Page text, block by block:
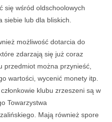
się wśród oldschoolowych
siebie lub dla bliskich.
możliwość dotarcia do
zdarzają się już coraz
przedmiot można przynieść,
wartości, wycenić monety itp.
klubu zrzeszeni są w
Towarzystwa
Mają również spore